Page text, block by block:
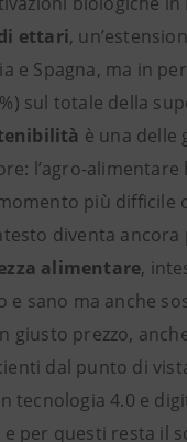
ettari,
e Spagna, ma in
sul totale della
è una delle
l’agro-alimentare
più difficile
diventa
alimentare,
e sano ma anche
giusto prezzo,
dal punto di
tecnologia 4.0 e
per questi resta il